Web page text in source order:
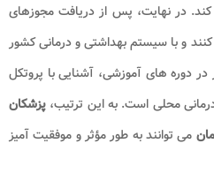
در نهایت، پس از دریافت مجوزهای
کنند و با سیستم بهداشتی و درمانی کشور
دوره های آموزشی، آشنایی با پروتکل
محلی است. به این ترتیب، پزشکان
می توانند به طور مؤثر و موفقیت آمیز